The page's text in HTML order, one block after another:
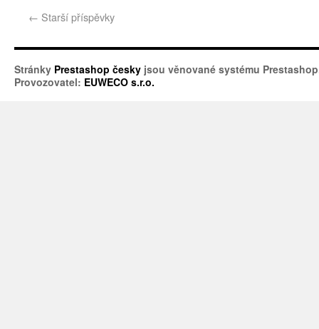
← Starší příspěvky
Stránky Prestashop česky jsou věnované systému
Provozovatel: EUWECO s.r.o.